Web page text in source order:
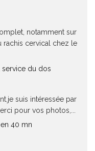
notamment sur
rachis cervical chez le
service du dos
suis intéressée par
pour vos photos,...
40 mn